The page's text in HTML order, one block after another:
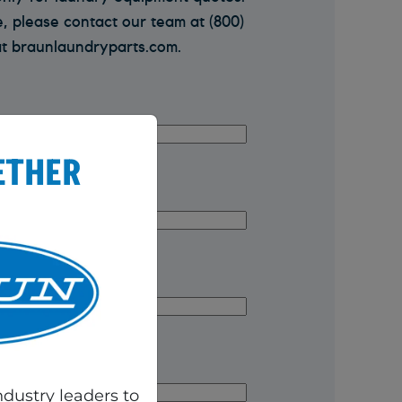
please contact our team at (800)
braunlaundryparts.com.
leaders to